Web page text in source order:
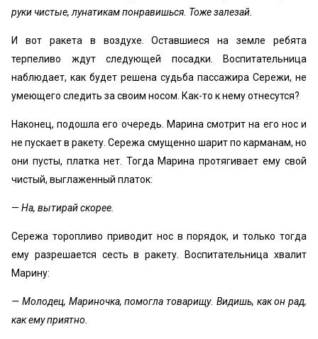
руки чистые, лунатикам понравишься. Тоже залезай.
И вот ракета в воздухе. Оставшиеся на земле ребята
терпеливо ждут следующей посадки. Воспитательница
наблюдает, как будет решена судьба пассажира Сережи, не
умеющего следить за своим носом. Как-то к нему отнесутся?
Наконец, подошла его очередь. Марина смотрит на его нос и
не пускает в ракету. Сережа смущенно шарит по карманам, но
они пусты, платка нет. Тогда Марина протягивает ему свой
чистый, выглаженный платок:
— На, вытирай скорее.
Сережа торопливо приводит нос в порядок, и только тогда
ему разрешается сесть в ракету. Воспитательница хвалит
Марину:
— Молодец, Мариночка, помогла товарищу. Видишь, как он рад,
как ему приятно.